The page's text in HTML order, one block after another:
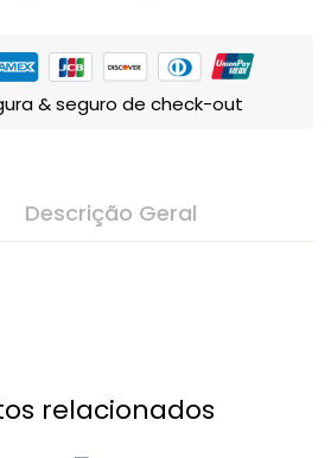
& seguro de check-out
Descrição Geral
relacionados